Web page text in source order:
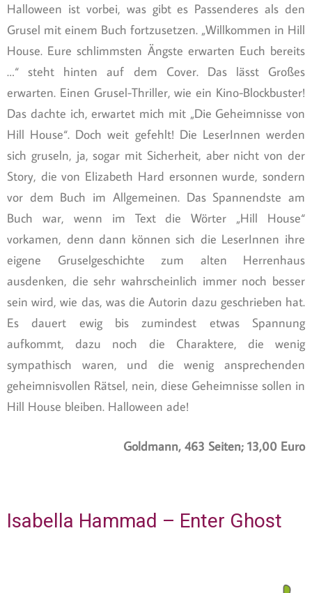
Halloween ist vorbei, was gibt es Passenderes als den
Grusel mit einem Buch fortzusetzen. „Willkommen in Hill
House. Eure schlimmsten Ängste erwarten Euch bereits
…“ steht hinten auf dem Cover. Das lässt Großes
erwarten. Einen Grusel-Thriller, wie ein Kino-Blockbuster!
Das dachte ich, erwartet mich mit „Die Geheimnisse von
Hill House“. Doch weit gefehlt! Die LeserInnen werden
sich gruseln, ja, sogar mit Sicherheit, aber nicht von der
Story, die von Elizabeth Hard ersonnen wurde, sondern
vor dem Buch im Allgemeinen. Das Spannendste am
Buch war, wenn im Text die Wörter „Hill House“
vorkamen, denn dann können sich die LeserInnen ihre
eigene Gruselgeschichte zum alten Herrenhaus
ausdenken, die sehr wahrscheinlich immer noch besser
sein wird, wie das, was die Autorin dazu geschrieben hat.
Es dauert ewig bis zumindest etwas Spannung
aufkommt, dazu noch die Charaktere, die wenig
sympathisch waren, und die wenig ansprechenden
geheimnisvollen Rätsel, nein, diese Geheimnisse sollen in
Hill House bleiben. Halloween ade!
Goldmann, 463 Seiten; 13,00 Euro
Isabella Hammad – Enter Ghost